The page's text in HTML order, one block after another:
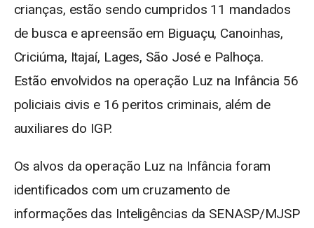
crianças, estão sendo cumpridos 11 mandados
de busca e apreensão em Biguaçu, Canoinhas,
Criciúma, Itajaí, Lages, São José e Palhoça.
Estão envolvidos na operação Luz na Infância 56
policiais civis e 16 peritos criminais, além de
auxiliares do IGP.
Os alvos da operação Luz na Infância foram
identificados com um cruzamento de
informações das Inteligências da SENASP/MJSP